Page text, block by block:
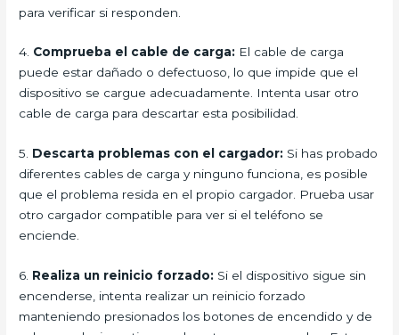
para verificar si responden.
4. Comprueba el cable de carga: El cable de carga
puede estar dañado o defectuoso, lo que impide que el
dispositivo se cargue adecuadamente. Intenta usar otro
cable de carga para descartar esta posibilidad.
5. Descarta problemas con el cargador: Si has probado
diferentes cables de carga y ninguno funciona, es posible
que el problema resida en el propio cargador. Prueba usar
otro cargador compatible para ver si el teléfono se
enciende.
6. Realiza un reinicio forzado: Si el dispositivo sigue sin
encenderse, intenta realizar un reinicio forzado
manteniendo presionados los botones de encendido y de